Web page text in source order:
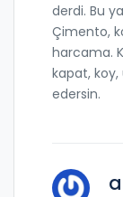
derdi. Bu
Çimento,
harcama.
kapat,
edersin.